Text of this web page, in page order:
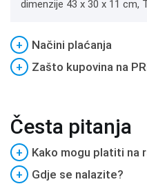
dimenzije 43 x 30 x 11 cm,
+
Načini plaćanja
+
Zašto kupovina na
Česta pitanja
+
Kako mogu platiti na
+
Gdje se nalazite?